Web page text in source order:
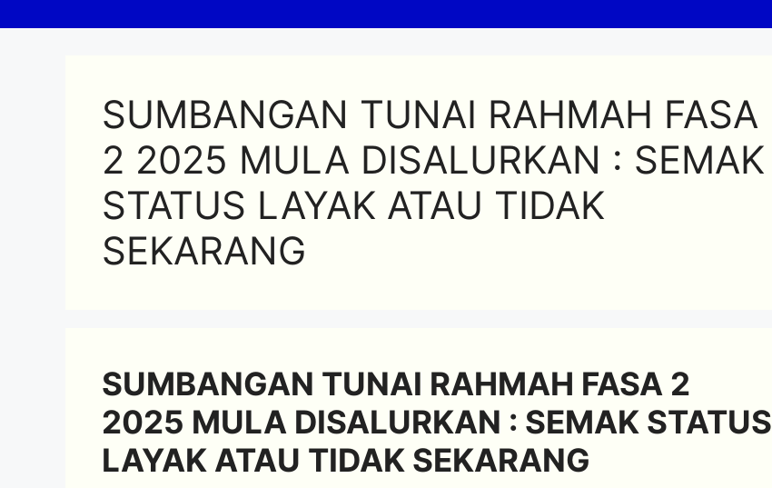
SUMBANGAN TUNAI RAHMAH FASA
2 2025 MULA DISALURKAN : SEMAK
STATUS LAYAK ATAU TIDAK
SEKARANG
SUMBANGAN TUNAI RAHMAH FASA 2
2025 MULA DISALURKAN : SEMAK STATUS
LAYAK ATAU TIDAK SEKARANG